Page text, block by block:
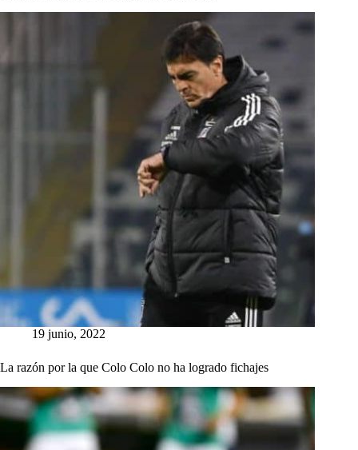
19 junio, 2022
La razón por la que Colo Colo no ha logrado fichajes